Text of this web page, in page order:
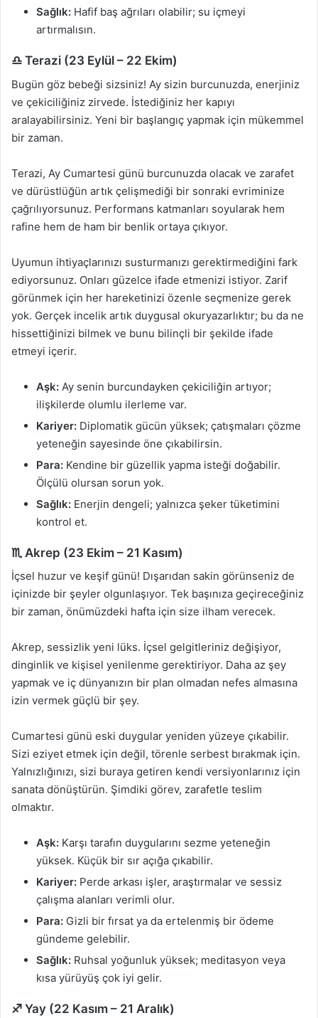
Sağlık: Hafif baş ağrıları olabilir; su içmeyi
artırmalısın.
♎ Terazi (23 Eylül – 22 Ekim)
Bugün göz bebeği sizsiniz! Ay sizin burcunuzda, enerjiniz
ve çekiciliğiniz zirvede. İstediğiniz her kapıyı
aralayabilirsiniz. Yeni bir başlangıç yapmak için mükemmel
bir zaman.
Terazi, Ay Cumartesi günü burcunuzda olacak ve zarafet
ve dürüstlüğün artık çelişmediği bir sonraki evriminize
çağrılıyorsunuz. Performans katmanları soyularak hem
rafine hem de ham bir benlik ortaya çıkıyor.
Uyumun ihtiyaçlarınızı susturmanızı gerektirmediğini fark
ediyorsunuz. Onları güzelce ifade etmenizi istiyor. Zarif
görünmek için her hareketinizi özenle seçmenize gerek
yok. Gerçek incelik artık duygusal okuryazarlıktır; bu da ne
hissettiğinizi bilmek ve bunu bilinçli bir şekilde ifade
etmeyi içerir.
Aşk: Ay senin burcundayken çekiciliğin artıyor;
ilişkilerde olumlu ilerleme var.
Kariyer: Diplomatik gücün yüksek; çatışmaları çözme
yeteneğin sayesinde öne çıkabilirsin.
Para: Kendine bir güzellik yapma isteği doğabilir.
Ölçülü olursan sorun yok.
Sağlık: Enerjin dengeli; yalnızca şeker tüketimini
kontrol et.
♏ Akrep (23 Ekim – 21 Kasım)
İçsel huzur ve keşif günü! Dışarıdan sakin görünseniz de
içinizde bir şeyler olgunlaşıyor. Tek başınıza geçireceğiniz
bir zaman, önümüzdeki hafta için size ilham verecek.
Akrep, sessizlik yeni lüks. İçsel gelgitleriniz değişiyor,
dinginlik ve kişisel yenilenme gerektiriyor. Daha az şey
yapmak ve iç dünyanızın bir plan olmadan nefes almasına
izin vermek güçlü bir şey.
Cumartesi günü eski duygular yeniden yüzeye çıkabilir.
Sizi eziyet etmek için değil, törenle serbest bırakmak için.
Yalnızlığınızı, sizi buraya getiren kendi versiyonlarınız için
sanata dönüştürün. Şimdiki görev, zarafetle teslim
olmaktır.
Aşk: Karşı tarafın duygularını sezme yeteneğin
yüksek. Küçük bir sır açığa çıkabilir.
Kariyer: Perde arkası işler, araştırmalar ve sessiz
çalışma alanları verimli olur.
Para: Gizli bir fırsat ya da ertelenmiş bir ödeme
gündeme gelebilir.
Sağlık: Ruhsal yoğunluk yüksek; meditasyon veya
kısa yürüyüş çok iyi gelir.
♐ Yay (22 Kasım – 21 Aralık)